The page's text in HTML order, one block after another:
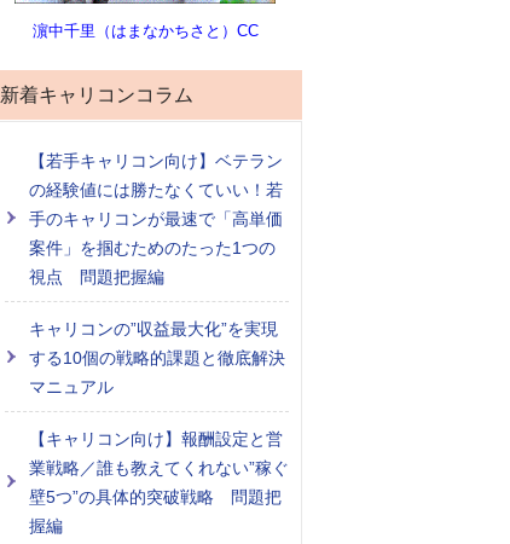
濵中千里（はまなかちさと）CC
新着キャリコンコラム
【若手キャリコン向け】ベテラン
の経験値には勝たなくていい！若
手のキャリコンが最速で「高単価
案件」を掴むためのたった1つの
視点 問題把握編
キャリコンの”収益最大化”を実現
する10個の戦略的課題と徹底解決
マニュアル
【キャリコン向け】報酬設定と営
業戦略／誰も教えてくれない”稼ぐ
壁5つ”の具体的突破戦略 問題把
握編